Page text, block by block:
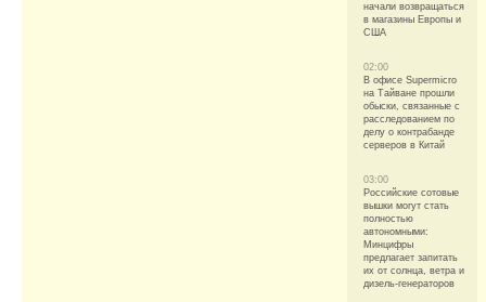
начали возвращаться
в магазины Европы и
США
02:00
В офисе Supermicro
на Тайване прошли
обыски, связанные с
расследованием по
делу о контрабанде
серверов в Китай
03:00
Российские сотовые
вышки могут стать
полностью
автономными:
Минцифры
предлагает запитать
их от солнца, ветра и
дизель-генераторов